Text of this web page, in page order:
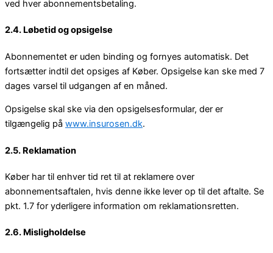
ved hver abonnementsbetaling.
2.4. Løbetid og opsigelse
Abonnementet er uden binding og fornyes automatisk. Det
fortsætter indtil det opsiges af Køber. Opsigelse kan ske med 7
dages varsel til udgangen af en måned.
Opsigelse skal ske via den opsigelsesformular, der er
tilgængelig på www.insurosen.dk.
2.5. Reklamation
Køber har til enhver tid ret til at reklamere over
abonnementsaftalen, hvis denne ikke lever op til det aftalte. Se
pkt. 1.7 for yderligere information om reklamationsretten.
2.6. Misligholdelse